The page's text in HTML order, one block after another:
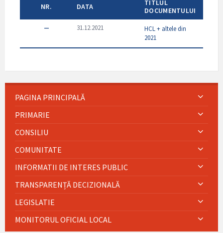
NR. DATA
TITLUL
DOCUMENTULUI
— 31.12.2021
HCL + altele din
2021
PAGINA PRINCIPALĂ
PRIMARIE
CONSILIU
COMUNITATE
INFORMATII DE INTERES PUBLIC
TRANSPARENȚĂ DECIZIONALĂ
LEGISLATIE
MONITORUL OFICIAL LOCAL